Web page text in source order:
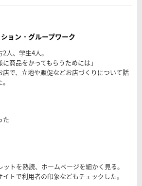
ョン・グループワーク
人、学生4人。
に商品をかってもらうためには」
店で、立地や販促などお店づくりについて話
た
ットを熟読、ホームページを細かく見る。
イトで利用者の印象などもチェックした。